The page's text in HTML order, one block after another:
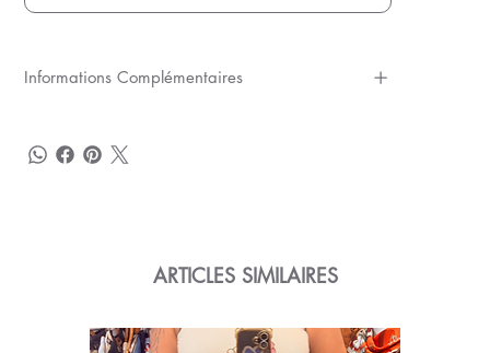
Informations Complémentaires
ARTICLES SIMILAIRES